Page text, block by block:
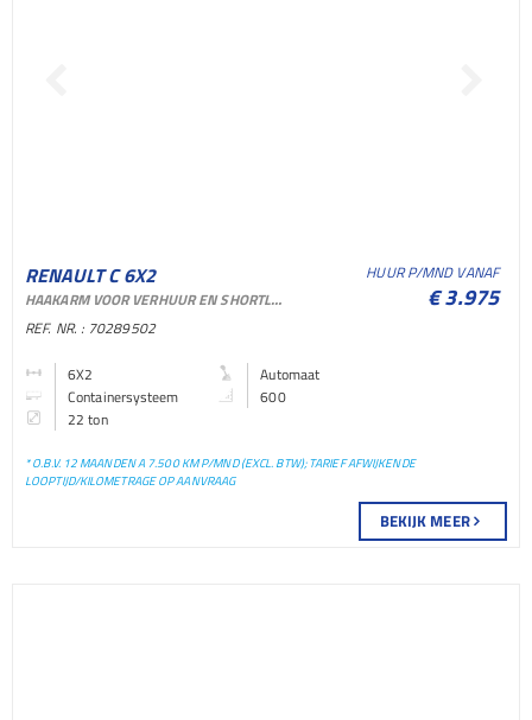
RENAULT C 6X2
CONTAINERSYSTEEM
CONTAINERSYSTEEM
BAKWAGEN
HAAKARM VOOR VERHUUR EN SHORTLEASE
HUUR P/MND VANAF
€ 3.975
REF. NR. : 70289502
6X2
Automaat
Containersysteem
600
22 ton
* O.B.V. 12 MAANDEN A 7.500 KM P/MND (EXCL. BTW); TARIEF AFWIJKENDE
LOOPTIJD/KILOMETRAGE OP AANVRAAG
BEKIJK MEER